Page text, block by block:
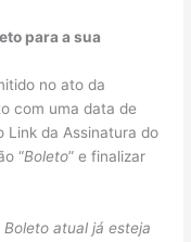
para a sua
no ato da
com uma data de
Link da Assinatura do
“Boleto” e finalizar
atual já esteja